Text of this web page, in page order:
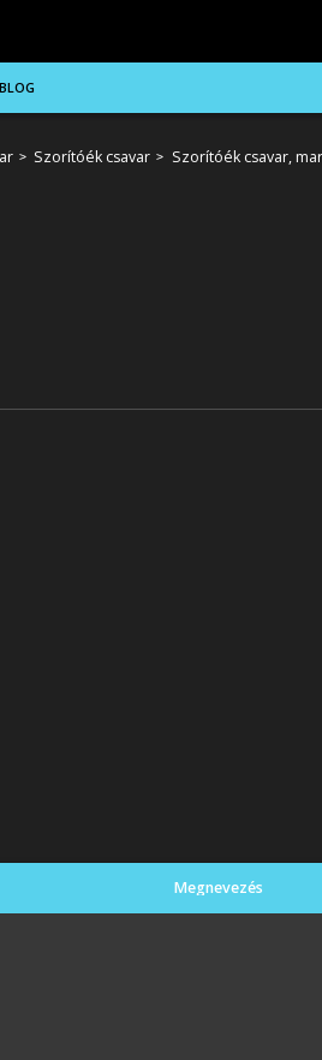
BLOG
Szorítóék csavar Szorítóék csavar,
Megnevezés